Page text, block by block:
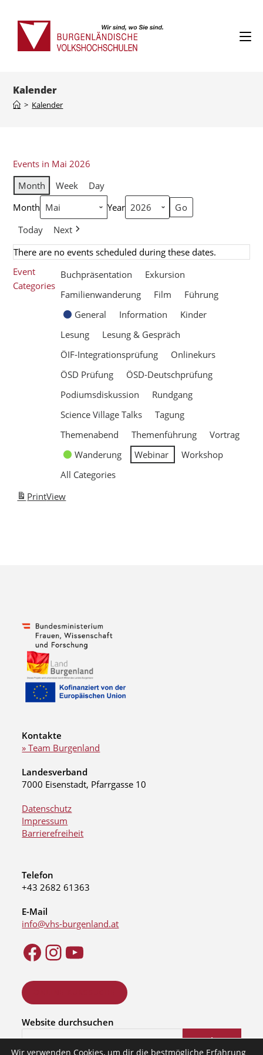
Kalender
> Kalender
Events in Mai 2026
Month
Week
Day
Month
Year
Today
Next
There are no events scheduled during these dates.
Event
Categories
Buchpräsentation
Exkursion
Familienwanderung
Film
Führung
General
Information
Kinder
Lesung
Lesung & Gespräch
ÖIF-Integrationsprüfung
Onlinekurs
ÖSD Prüfung
ÖSD-Deutschprüfung
Podiumsdiskussion
Rundgang
Science Village Talks
Tagung
Themenabend
Themenführung
Vortrag
Wanderung
Webinar
Workshop
All Categories
PrintView
Kontakte
» Team Burgenland
Landesverband
7000 Eisenstadt, Pfarrgasse 10
Datenschutz
Impressum
Barrierefreiheit
Telefon
+43 2682 61363
E-Mail
info@vhs-burgenland.at
Website durchsuchen
Suchen
Wir verwenden Cookies, um dir die bestmögliche Erfahrung